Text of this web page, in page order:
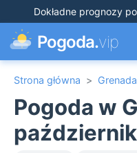
Dokładne prognozy
Pogoda.vip
Strona główna > Grenada
Pogoda w
październik